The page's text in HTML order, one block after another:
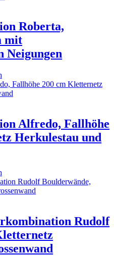
Roberta,
mit
Neigungen
Alfredo, Fallhöhe
Herkulestau und
Rudolf